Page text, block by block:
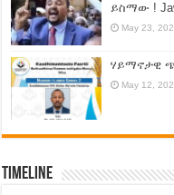
ይስማው !
May 23,
ሃይማኖታዊ
May 12,
Timeline